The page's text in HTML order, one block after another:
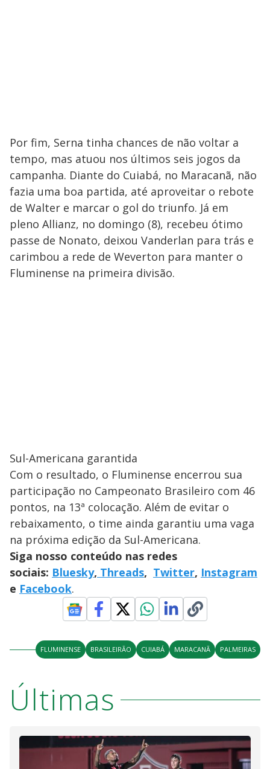
Por fim, Serna tinha chances de não voltar a
tempo, mas atuou nos últimos seis jogos da
campanha. Diante do Cuiabá, no Maracanã, não
fazia uma boa partida, até aproveitar o rebote
de Walter e marcar o gol do triunfo. Já em
pleno Allianz, no domingo (8), recebeu ótimo
passe de Nonato, deixou Vanderlan para trás e
carimbou a rede de Weverton para manter o
Fluminense na primeira divisão.
Sul-Americana garantida
Com o resultado, o Fluminense encerrou sua
participação no Campeonato Brasileiro com 46
pontos, na 13ª colocação. Além de evitar o
rebaixamento, o time ainda garantiu uma vaga
na próxima edição da Sul-Americana.
Siga nosso conteúdo nas redes
sociais: Bluesky, Threads, Twitter, Instagram
e Facebook.
FLUMINENSE BRASILEIRÃO CUIABÁ MARACANÃ PALMEIRAS
Últimas